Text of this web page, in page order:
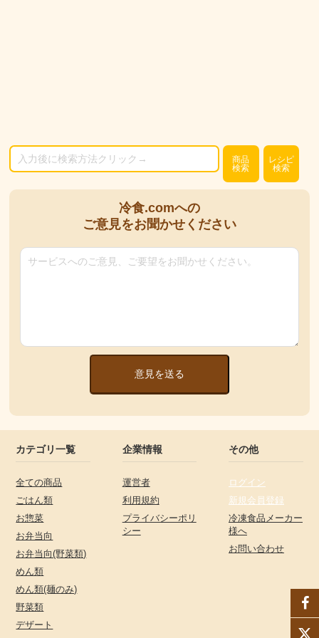
商品
検索
レシピ
検索
冷食.comへの
ご意見をお聞かせください
意見を送る
カテゴリ一覧
全ての商品
ごはん類
お惣菜
お弁当向
お弁当向(野菜類)
めん類
めん類(麺のみ)
野菜類
デザート
企業情報
運営者
利用規約
プライバシーポリ
シー
その他
ログイン
新規会員登録
冷凍食品メーカー
様へ
お問い合わせ